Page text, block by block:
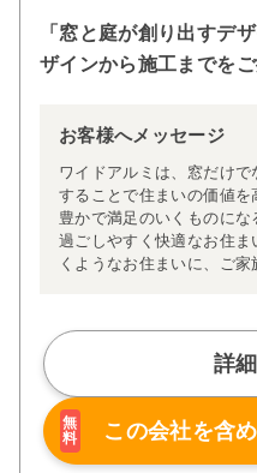
「窓と庭が創り出すデ
ザインから施工までをご
お客様へメッセージ
ワイドアルミは、窓だけ
することで住まいの価値
豊かで満足のいくものにな
過ごしやすく快適なお住
くようなお住まいに、ご家
詳
無
料
この会社を含